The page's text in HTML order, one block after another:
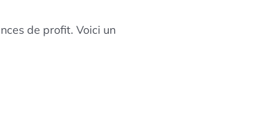
de profit. Voici un